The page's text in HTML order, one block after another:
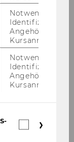
Notwendig zur
Identifizierung
Angehörige/r für
Kursanmeldung.
Notwendig zur
Identifizierung
Angehörige/r für
Kursanmeldung.